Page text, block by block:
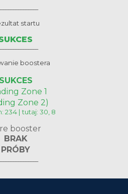
startu
boostera
SUKCES
Zone 1
Zone 2)
234 | tutaj: 30, 8
booster
BRAK
PRÓBY